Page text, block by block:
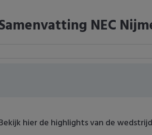
NEC
hier de highlights van de